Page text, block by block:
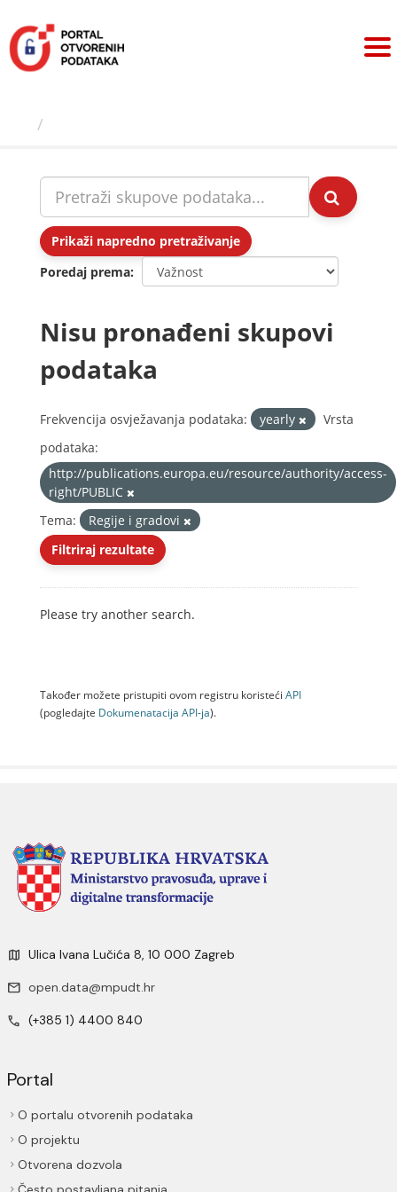
sadržaj
Prikaži napredno pretraživanje
Poredaj prema
Nisu pronađeni skupovi
podataka
Frekvencija osvježavanja podataka: yearly
Vrsta
podataka:
http://publications.europa.eu/resource/authority/access-
right/PUBLIC
Tema:
Regije i gradovi
Filtriraj rezultate
Please try another search.
Također možete pristupiti ovom registru koristeći API
(pogledajte Dokumenаtаcijа API-jа).